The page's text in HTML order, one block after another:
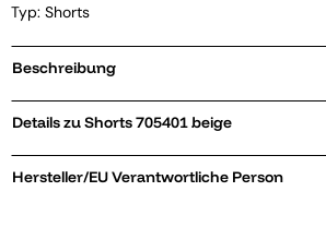
Typ: Shorts
Beschreibung
Details zu Shorts 705401 beige
Hersteller/EU Verantwortliche Person